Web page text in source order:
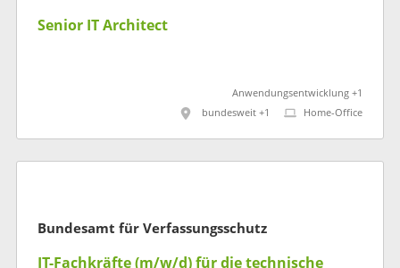
Senior IT Architect
Anwendungsentwicklung +1
bundesweit +1
Home-Office
Bundesamt für Verfassungsschutz
IT-Fachkräfte (m/w/d) für die technische